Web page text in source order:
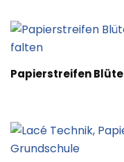
Papierstreifen Blüte